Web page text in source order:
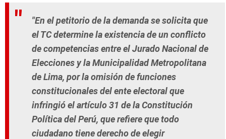
"En el petitorio de la demanda se solicita que
el TC determine la existencia de un conflicto
de competencias entre el Jurado Nacional de
Elecciones y la Municipalidad Metropolitana
de Lima, por la omisión de funciones
constitucionales del ente electoral que
infringió el artículo 31 de la Constitución
Política del Perú, que refiere que todo
ciudadano tiene derecho de elegir